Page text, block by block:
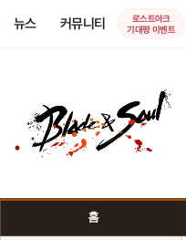
뉴스 커뮤니티
로스트아크
기대평 이벤트
홈